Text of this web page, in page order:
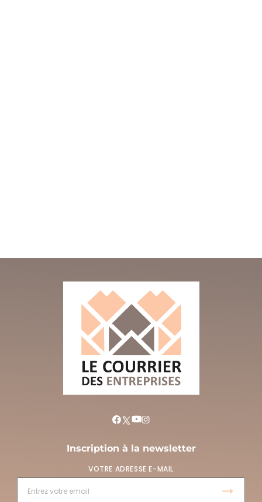
Inscription à la newsletter
VOTRE ADRESSE E-MAIL